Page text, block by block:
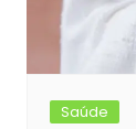
Saúde